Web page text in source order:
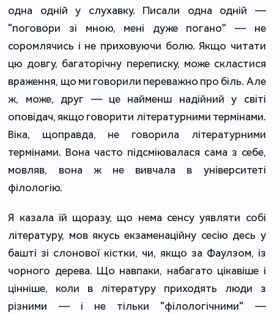
одна одній у слухавку. Писали одна одній —
"поговори зі мною, мені дуже погано" — не
соромлячись і не приховуючи болю. Якщо читати
цю довгу, багаторічну переписку, може скластися
враження, що ми говорили переважно про біль. Але
ж, може, друг — це найменш надійний у світі
оповідач, якщо говорити літературними термінами.
Віка, щоправда, не говорила літературними
термінами. Вона часто підсміювалася сама з себе,
мовляв, вона ж не вивчала в університеті
філологію.
Я казала їй щоразу, що нема сенсу уявляти собі
літературу, мов якусь екзаменаційну сесію десь у
башті зі слонової кістки, чи, якщо за Фаулзом, із
чорного дерева. Що навпаки, набагато цікавіше і
цінніше, коли в літературу приходять люди з
різними — і не тільки "філологічними" —